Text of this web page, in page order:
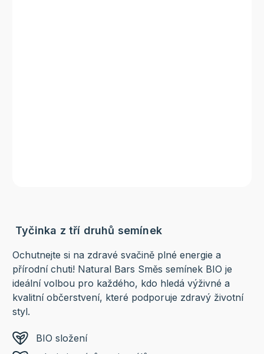
Tyčinka z tří druhů semínek
Ochutnejte si na zdravé svačině plné energie a
přírodní chuti! Natural Bars Směs semínek BIO je
ideální volbou pro každého, kdo hledá výživné a
kvalitní občerstvení, které podporuje zdravý životní
styl.
BIO složení